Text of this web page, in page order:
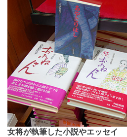
女将が執筆した小説やエッセイ